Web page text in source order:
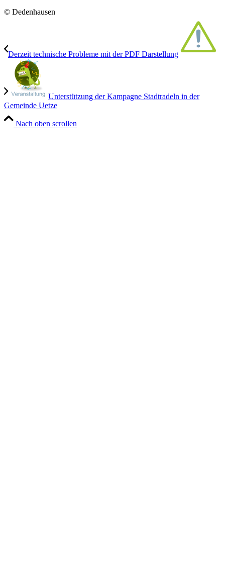
© Dedenhausen
Derzeit technische Probleme mit der PDF Darstellung
Unterstützung der Kampagne Stadtradeln in der
Gemeinde Uetze
Nach oben scrollen